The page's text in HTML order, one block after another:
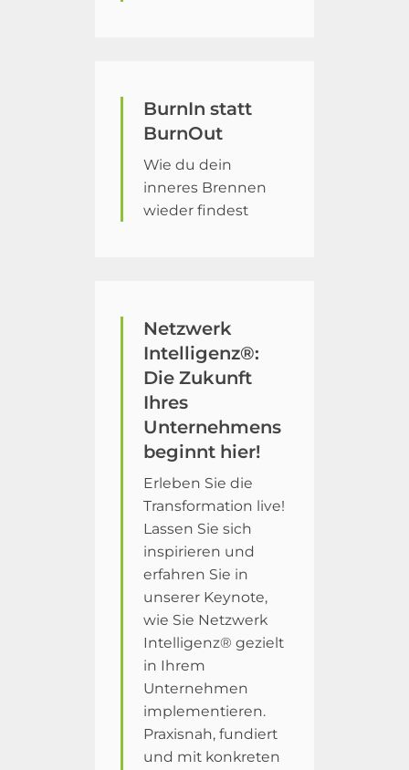
BurnIn statt
BurnOut
Wie du dein
inneres Brennen
wieder findest
Netzwerk
Intelligenz®:
Die Zukunft
Ihres
Unternehmens
beginnt hier!
Erleben Sie die
Transformation live!
Lassen Sie sich
inspirieren und
erfahren Sie in
unserer Keynote,
wie Sie Netzwerk
Intelligenz® gezielt
in Ihrem
Unternehmen
implementieren.
Praxisnah, fundiert
und mit konkreten